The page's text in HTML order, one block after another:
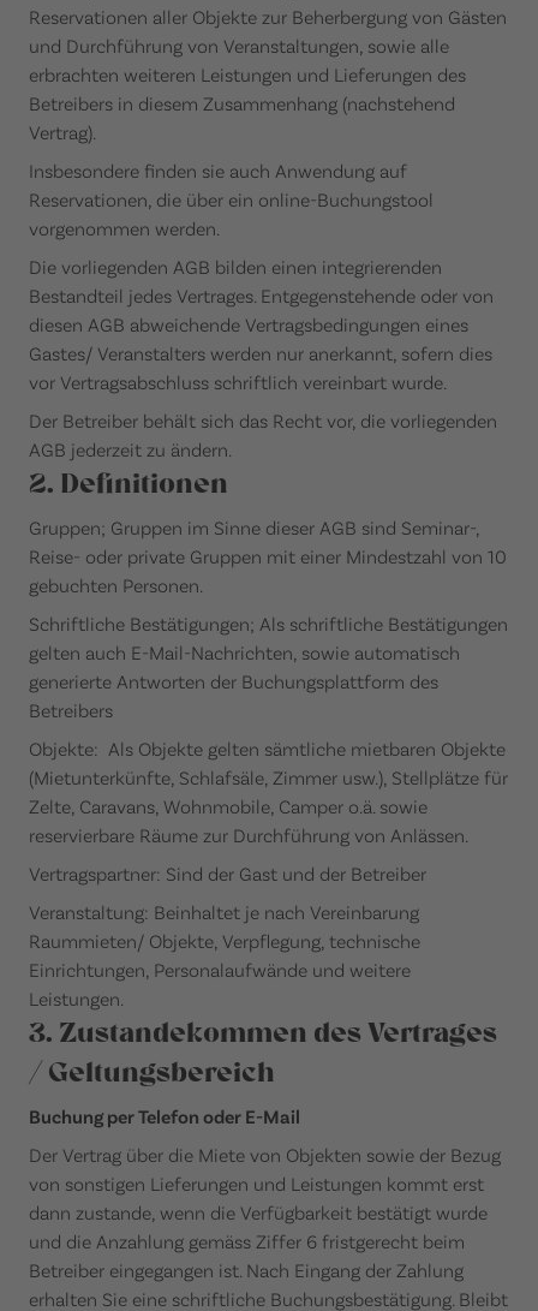
Reservationen aller Objekte zur Beherbergung von Gästen
und Durchführung von Veranstaltungen, sowie alle
erbrachten weiteren Leistungen und Lieferungen des
Betreibers in diesem Zusammenhang (nachstehend
Vertrag).
Insbesondere finden sie auch Anwendung auf
Reservationen, die über ein online-Buchungstool
vorgenommen werden.
Die vorliegenden AGB bilden einen integrierenden
Bestandteil jedes Vertrages. Entgegenstehende oder von
diesen AGB abweichende Vertragsbedingungen eines
Gastes/ Veranstalters werden nur anerkannt, sofern dies
vor Vertragsabschluss schriftlich vereinbart wurde.
Der Betreiber behält sich das Recht vor, die vorliegenden
AGB jederzeit zu ändern.
2. Definitionen
Gruppen; Gruppen im Sinne dieser AGB sind Seminar-,
Reise- oder private Gruppen mit einer Mindestzahl von 10
gebuchten Personen.
Schriftliche Bestätigungen; Als schriftliche Bestätigungen
gelten auch E-Mail-Nachrichten, sowie automatisch
generierte Antworten der Buchungsplattform des
Betreibers
Objekte: Als Objekte gelten sämtliche mietbaren Objekte
(Mietunterkünfte, Schlafsäle, Zimmer usw.), Stellplätze für
Zelte, Caravans, Wohnmobile, Camper o.ä. sowie
reservierbare Räume zur Durchführung von Anlässen.
Vertragspartner: Sind der Gast und der Betreiber
Veranstaltung: Beinhaltet je nach Vereinbarung
Raummieten/ Objekte, Verpflegung, technische
Einrichtungen, Personalaufwände und weitere
Leistungen.
3. Zustandekommen des Vertrages
/ Geltungsbereich
Buchung per Telefon oder E-Mail
Der Vertrag über die Miete von Objekten sowie der Bezug
von sonstigen Lieferungen und Leistungen kommt erst
dann zustande, wenn die Verfügbarkeit bestätigt wurde
und die Anzahlung gemäss Ziffer 6 fristgerecht beim
Betreiber eingegangen ist. Nach Eingang der Zahlung
erhalten Sie eine schriftliche Buchungsbestätigung. Bleibt